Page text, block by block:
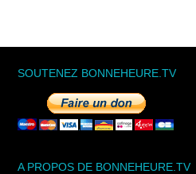
SOUTENEZ BONNEHEURE.TV
A PROPOS DE BONNEHEURE.TV